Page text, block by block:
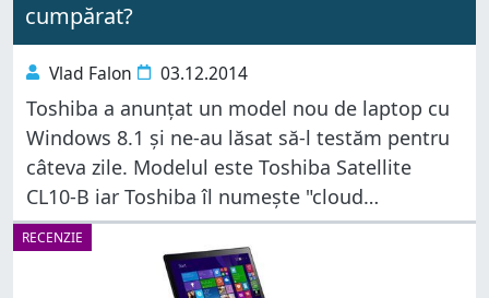
cumpărat?
Vlad Falon 03.12.2014
Toshiba a anunțat un model nou de laptop cu
Windows 8.1 și ne-au lăsat să-l testăm pentru
câteva zile. Modelul este Toshiba Satellite
CL10-B iar Toshiba îl numește "cloud
companion". Dar ce înseamnă asta mai exact
și ce are de
RECENZIE